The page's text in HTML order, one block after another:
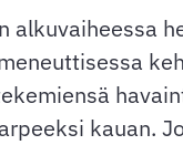
alkuvaiheessa
kauan.